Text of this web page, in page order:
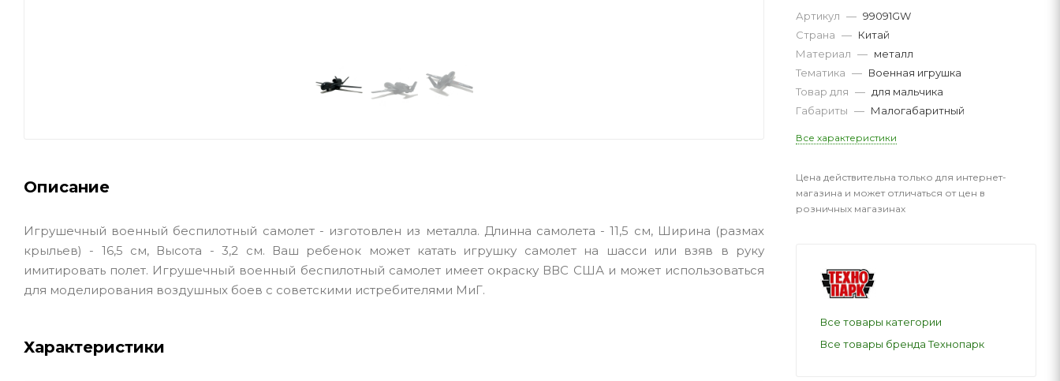
Описание
Игрушечный военный беспилотный самолет - изготовлен из металла. Длинна самолета - 11,5 см, Ширина (размах
крыльев) - 16,5 см, Высота - 3,2 см. Ваш ребенок может катать игрушку самолет на шасси или взяв в руку
имитировать полет. Игрушечный военный беспилотный самолет имеет окраску ВВС США и может использоваться
для моделирования воздушных боев с советскими истребителями МиГ.
Характеристики
Артикул — 99091GW
Страна — Китай
Материал — металл
Тематика — Военная игрушка
Товар для — для мальчика
Габариты — Малогабаритный
Все характеристики
Цена действительна только для интернет-
магазина и может отличаться от цен в
розничных магазинах
Все товары категории
Все товары бренда Технопарк